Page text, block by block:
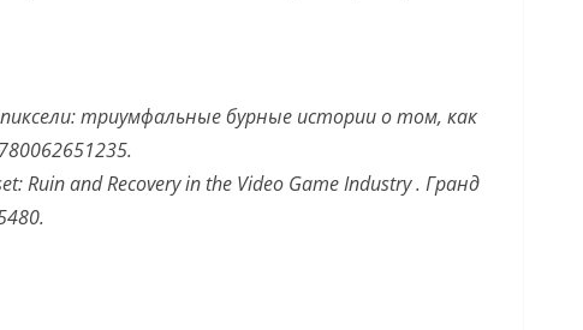
триумфальные бурные истории о том, как
.
Ruin and Recovery in the Video Game Industry. Гранд
.